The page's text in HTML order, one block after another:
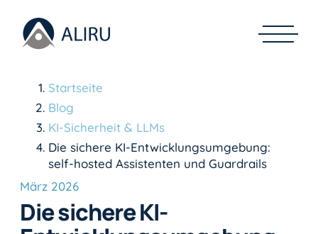
Startseite
Blog
KI-Sicherheit & LLMs
Die sichere KI-Entwicklungsumgebung:
self-hosted Assistenten und Guardrails
März 2026
Die sichere KI-